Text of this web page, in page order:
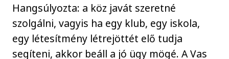
Hangsúlyozta: a köz javát szeretné
szolgálni, vagyis ha egy klub, egy iskola,
egy létesítmény létrejöttét elő tudja
segíteni, akkor beáll a jó ügy mögé. A Vas